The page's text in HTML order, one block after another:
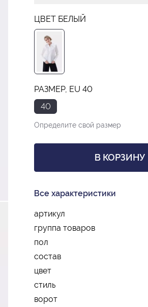
ЦВЕТ БЕЛЫЙ
РАЗМЕР, EU 40
40
Определите свой размер
В КОРЗИНУ
Все характеристики
артикул
группа товаров
пол
состав
цвет
стиль
ворот